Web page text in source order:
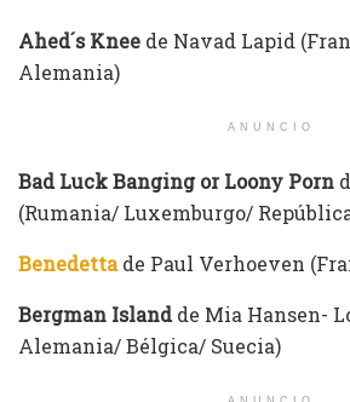
Ahed´s Knee de Navad Lapid
Alemania)
ANUNCIO
Bad Luck Banging or Loony Porn
(Rumania/ Luxemburgo/
Benedettade Paul Verhoeven
Bergman Islandde Mia Hansen-
Alemania/ Bélgica/ Suecia)